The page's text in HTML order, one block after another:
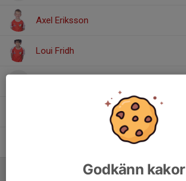
Axel Eriksson
Loui Fridh
Godkänn kakor